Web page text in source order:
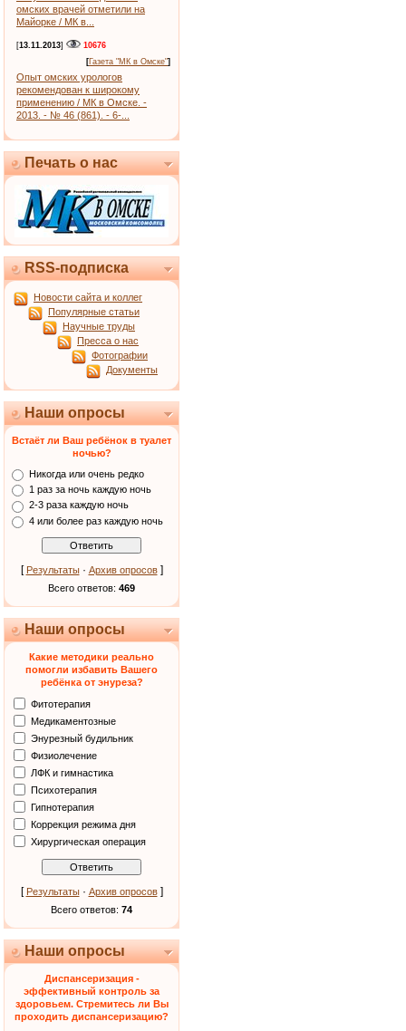
омских врачей отметили на
Майорке / МК в...
[13.11.2013]
10676
[Газета "МК в Омске"]
Опыт омских урологов
рекомендован к широкому
применению / МК в Омске. -
2013. - № 46 (861). - 6-...
Печать о нас
RSS-подписка
Новости сайта и коллег
Популярные статьи
Научные труды
Пресса о нас
Фотографии
Документы
Наши опросы
Встаёт ли Ваш ребёнок в туалет
ночью?
Никогда или очень редко
1 раз за ночь каждую ночь
2-3 раза каждую ночь
4 или более раз каждую ночь
[ Результаты· Архив опросов]
Всего ответов: 469
Наши опросы
Какие методики реально
помогли избавить Вашего
ребёнка от энуреза?
Фитотерапия
Медикаментозные
Энурезный будильник
Физиолечение
ЛФК и гимнастика
Психотерапия
Гипнотерапия
Коррекция режима дня
Хирургическая операция
[ Результаты· Архив опросов]
Всего ответов: 74
Наши опросы
Диспансеризация -
эффективный контроль за
здоровьем. Стремитесь ли Вы
проходить диспансеризацию?